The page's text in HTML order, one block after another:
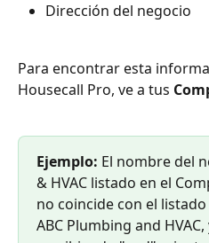
Dirección del negocio
Para encontrar esta
Housecall Pro, ve a tus
Ejemplo: El nombre del
& HVAC listado en el
no coincide con el
ABC Plumbing and